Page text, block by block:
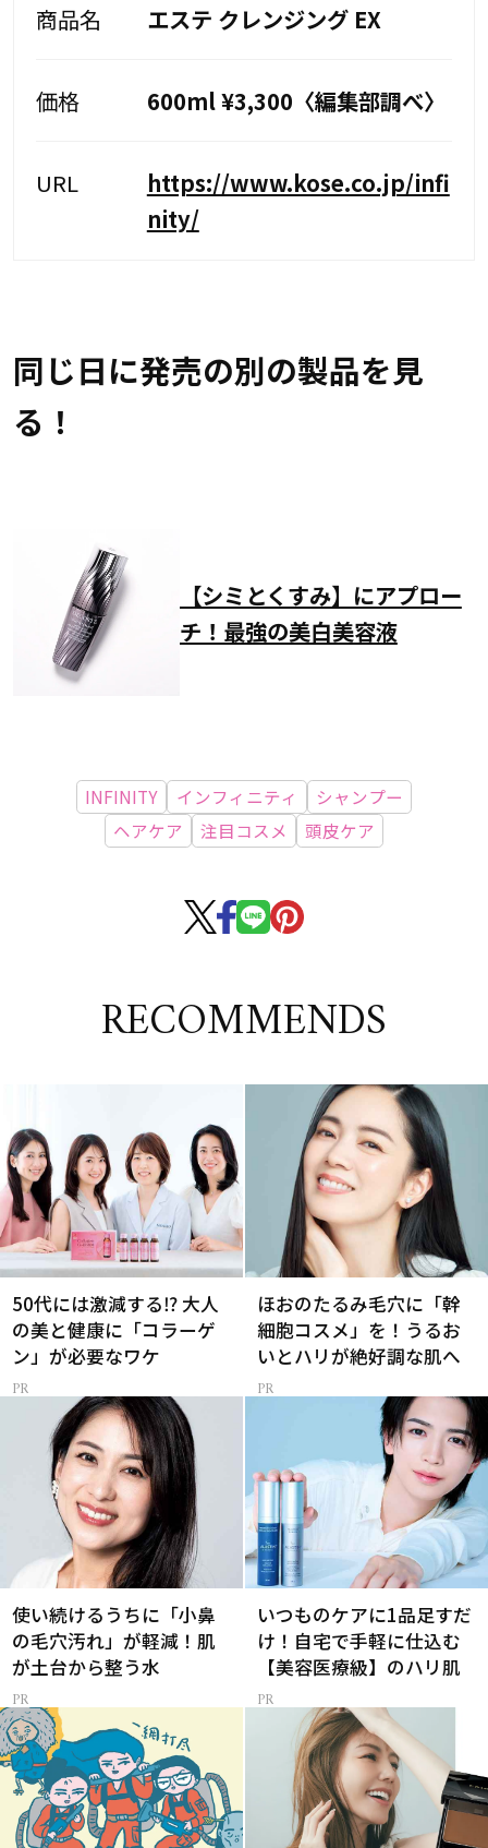
商品名 エステ クレンジング EX
価格 600ml ¥3,300〈編集部調べ〉
URL
https://www.kose.co.jp/infi
nity/
同じ日に発売の別の製品を見
る！
【シミとくすみ】にアプロー
チ！最強の美白美容液
INFINITY インフィニティ
シャンプー
ヘアケア
注目コスメ 頭皮ケア
RECOMMENDS
50代には激減する⁉ 大人
の美と健康に「コラーゲ
ン」が必要なワケ
ほおのたるみ毛穴に「幹
細胞コスメ」を！うるお
いとハリが絶好調な肌へ
使い続けるうちに「小鼻
の毛穴汚れ」が軽減！肌
が土台から整う水
いつものケアに1品足すだ
け！自宅で手軽に仕込む
【美容医療級】のハリ肌